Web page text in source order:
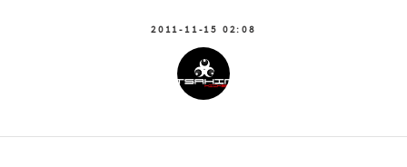
2011-11-15 02:08